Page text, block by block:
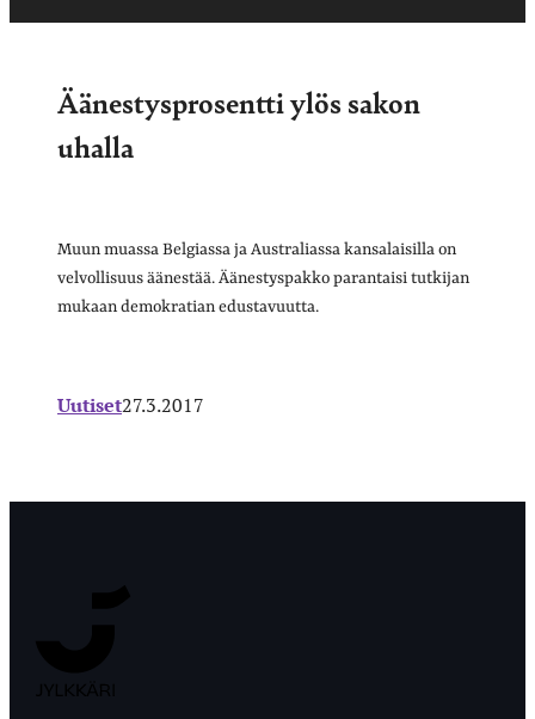
Äänestysprosentti ylös sakon
uhalla
Muun muassa Belgiassa ja Australiassa kansalaisilla on
velvollisuus äänestää. Äänestyspakko parantaisi tutkijan
mukaan demokratian edustavuutta.
Uutiset27.3.2017